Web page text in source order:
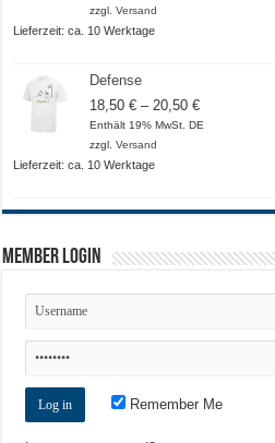
zzgl.Versand
Lieferzeit: ca. 10 Werktage
Defense
18,50€ –20,50€Preisspanne:
18,50 €
Enthält 19% MwSt. DE
zzgl.Versand
Lieferzeit: ca. 10 Werktage
Member Login
Remember Me